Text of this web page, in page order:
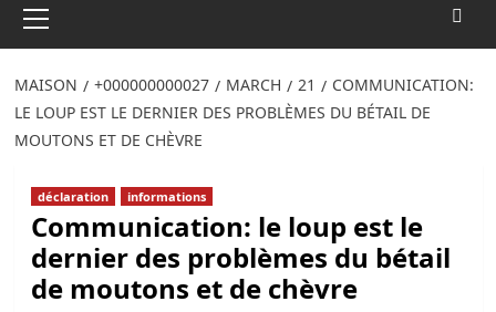
principal
MAISON +000000000027 MARCH 21
COMMUNICATION:
LE LOUP EST LE DERNIER DES PROBLÈMES DU BÉTAIL DE
MOUTONS ET DE CHÈVRE
déclaration informations
Communication: le loup est le
dernier des problèmes du bétail
de moutons et de chèvre